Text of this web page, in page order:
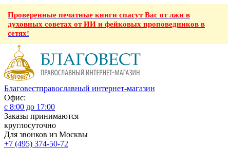
Проверенные печатные книги спасут Вас от лжи в
духовных советах от ИИ и фейковых проповедников в
сетях!
Благовестправославный интернет-магазин
Офис:
с 8:00 до 17:00
Заказы принимаются
круглосуточно
Для звонков из Москвы
+7 (495) 374-50-72